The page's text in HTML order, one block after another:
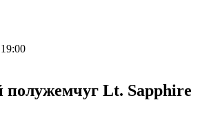
полужемчуг Lt. Sapphire